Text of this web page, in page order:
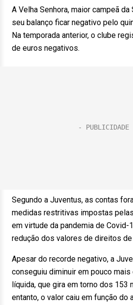
A Velha Senhora, maior campeã
seu balanço ficar negativo pelo
Na temporada anterior, o clube
de euros negativos.
Segundo a Juventus, as contas
medidas restritivas impostas
em virtude da pandemia de Covid-
redução dos valores de direitos
Apesar do recorde negativo, a
conseguiu diminuir em pouco mais
líquida, que gira em torno dos 153
entanto, o valor caiu em função do